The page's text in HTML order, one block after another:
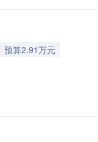
预算2.91万元